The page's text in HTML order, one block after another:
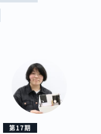
第17期